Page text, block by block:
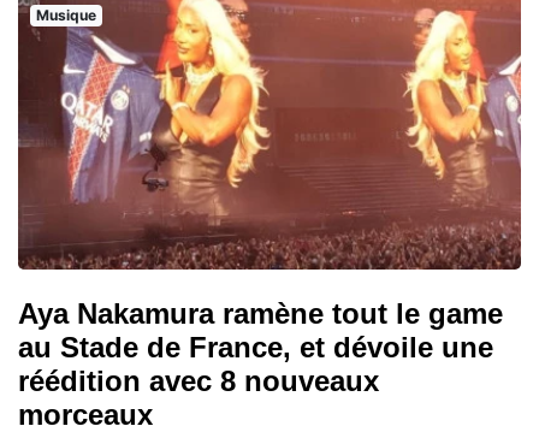
Musique
Aya Nakamura ramène tout le game
au Stade de France, et dévoile une
réédition avec 8 nouveaux
morceaux